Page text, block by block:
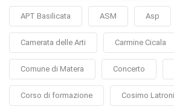
APT Basilicata ASM Asp
Camerata delle Arti Carmine Cicala
Comune di Matera Concerto
Corso di formazione Cosimo